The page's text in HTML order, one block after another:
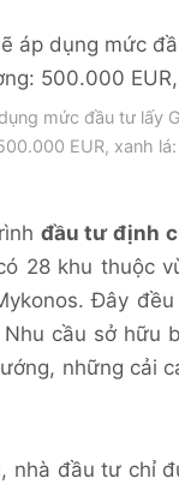
mức đầu tư lấy
EUR, xanh
đầu tư định
28 khu thuộc
Đây
cầu sở hữu
những cải
nhà đầu tư chỉ